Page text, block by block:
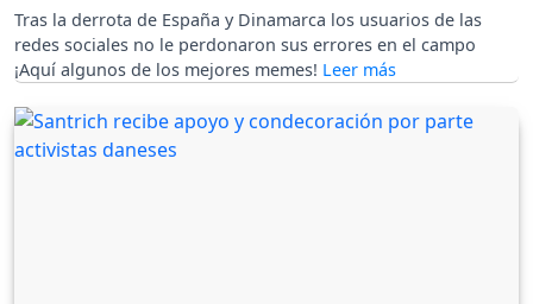
Tras la derrota de España y Dinamarca los usuarios de las
redes sociales no le perdonaron sus errores en el campo
¡Aquí algunos de los mejores memes!